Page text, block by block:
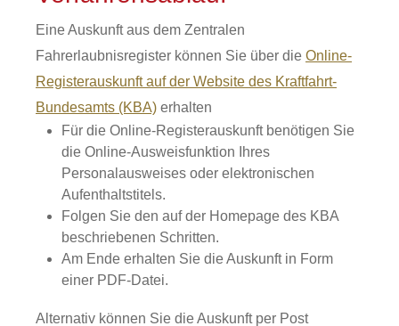
Eine Auskunft aus dem Zentralen
Fahrerlaubnisregister können Sie über die Online-
Registerauskunft auf der Website des Kraftfahrt-
Bundesamts (KBA) erhalten
Für die Online-Registerauskunft benötigen Sie
die Online-Ausweisfunktion Ihres
Personalausweises oder elektronischen
Aufenthaltstitels.
Folgen Sie den auf der Homepage des KBA
beschriebenen Schritten.
Am Ende erhalten Sie die Auskunft in Form
einer PDF-Datei.
Alternativ können Sie die Auskunft per Post